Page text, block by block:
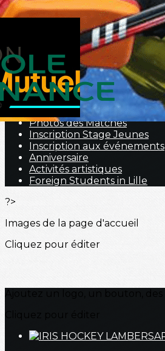
Menu
>
Nous contacter
Portraits
Hockey Fauteuil
Nos prestations
Galerie Photos
Photos des Matches
Inscription Stage Jeunes
Inscription aux événements
Anniversaire
Activités artistiques
Foreign Students in Lille
?>
Images de la page d'accueil
Cliquez pour éditer